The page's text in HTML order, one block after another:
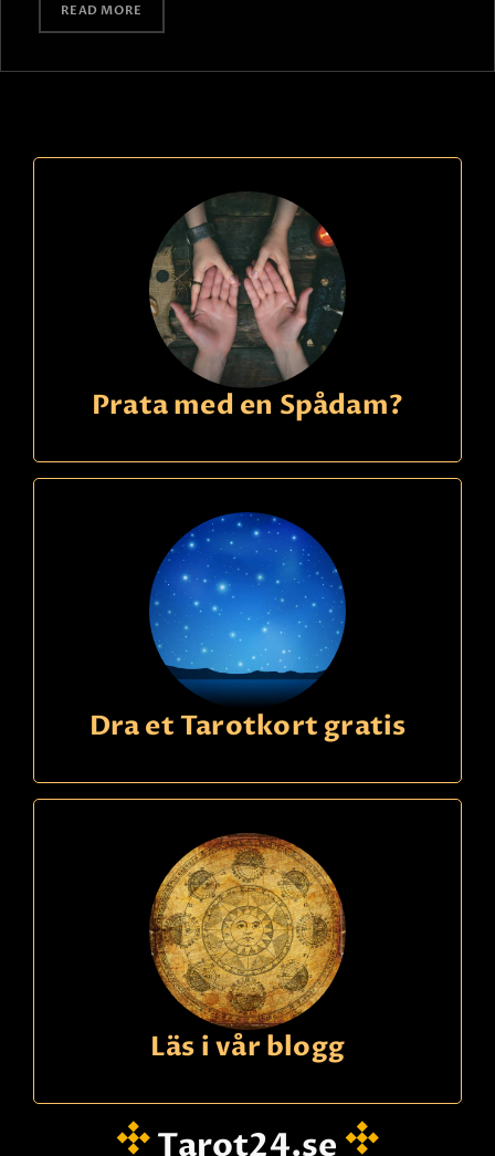
READ MORE
Prata med en Spådam?
Dra et Tarotkort gratis
Läs i vår blogg
Tarot24.se